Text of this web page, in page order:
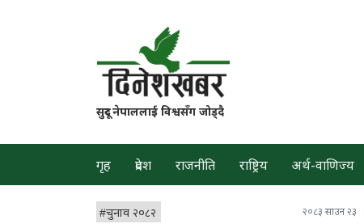
सुदूर नेपाललाई विश्वसँग जोड्दै
गृह प्रदेश राजनीति राष्ट्रिय अर्थ-वाणिज्य
#चुनाव २०८२ २०८३ साउन २३